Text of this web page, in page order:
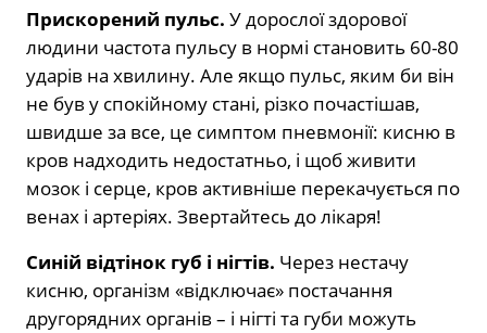
Прискорений пульс. У дорослої здорової
людини частота пульсу в нормі становить 60-80
ударів на хвилину. Але якщо пульс, яким би він
не був у спокійному стані, різко почастішав,
швидше за все, це симптом пневмонії: кисню в
кров надходить недостатньо, і щоб живити
мозок і серце, кров активніше перекачується по
венах і артеріях. Звертайтесь до лікаря!
Синій відтінок губ і нігтів. Через нестачу
кисню, організм «відключає» постачання
другорядних органів – і нігті та губи можуть